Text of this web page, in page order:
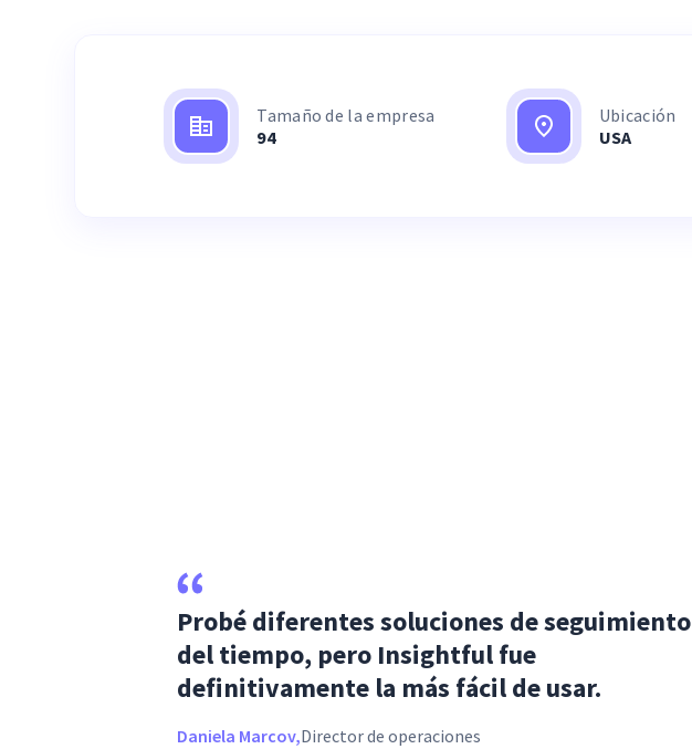
Tamaño de la empresa
94
Ubicación
USA
Probé diferentes soluciones de seguimiento
del tiempo, pero Insightful fue
definitivamente la más fácil de usar.
Daniela Marcov,Director de operaciones